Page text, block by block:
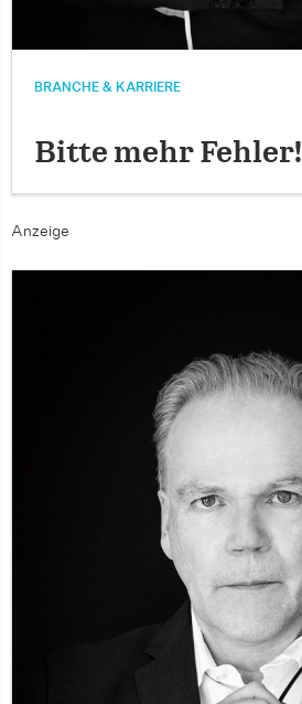
BRANCHE & KARRIERE
Bitte mehr Fehler!
Anzeige